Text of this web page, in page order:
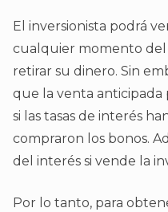
El inversionista podrá
cualquier momento del
retirar su dinero. Sin
que la venta
si las tasas de interés
compraron los bonos.
del interés si vende la
Por lo tanto, para